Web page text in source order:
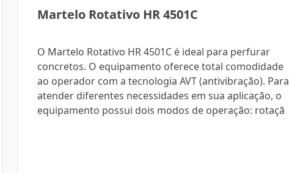
Martelo Rotativo HR 4501C
O Martelo Rotativo HR 4501C é ideal para perfurar
concretos. O equipamento oferece total comodidade
ao operador com a tecnologia AVT (antivibração). Para
atender diferentes necessidades em sua aplicação, o
equipamento possui dois modos de operação: rotaçã